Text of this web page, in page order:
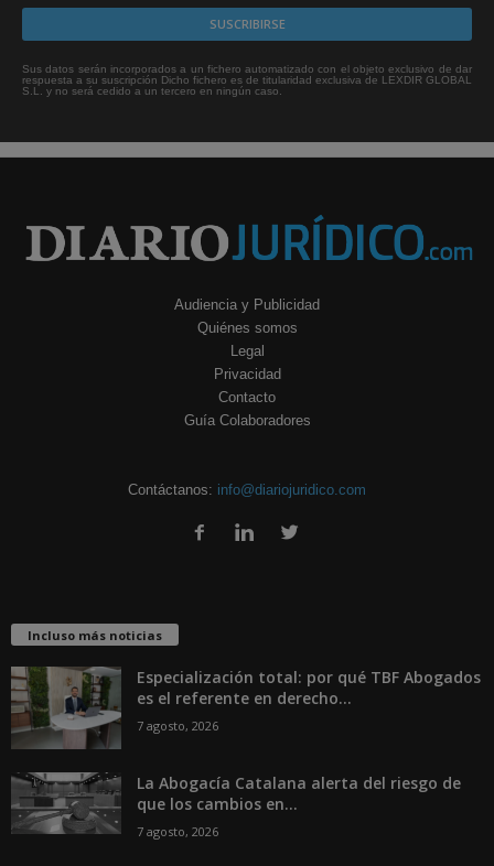
Sus datos serán incorporados a un fichero automatizado con el objeto exclusivo de dar
respuesta a su suscripción Dicho fichero es de titularidad exclusiva de LEXDIR GLOBAL
S.L. y no será cedido a un tercero en ningún caso.
Audiencia y Publicidad
Quiénes somos
Legal
Privacidad
Contacto
Guía Colaboradores
Contáctanos: info@diariojuridico.com
Incluso más noticias
Especialización total: por qué TBF Abogados
es el referente en derecho...
7 agosto, 2026
La Abogacía Catalana alerta del riesgo de
que los cambios en...
7 agosto, 2026